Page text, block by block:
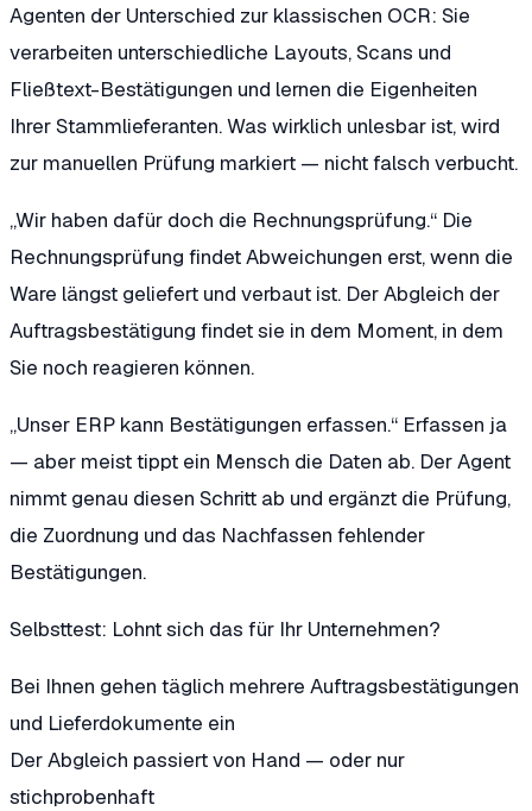
Agenten der Unterschied zur klassischen OCR: Sie
verarbeiten unterschiedliche Layouts, Scans und
Fließtext-Bestätigungen und lernen die Eigenheiten
Ihrer Stammlieferanten. Was wirklich unlesbar ist, wird
zur manuellen Prüfung markiert — nicht falsch verbucht.
„Wir haben dafür doch die Rechnungsprüfung.“ Die
Rechnungsprüfung findet Abweichungen erst, wenn die
Ware längst geliefert und verbaut ist. Der Abgleich der
Auftragsbestätigung findet sie in dem Moment, in dem
Sie noch reagieren können.
„Unser ERP kann Bestätigungen erfassen.“ Erfassen ja
— aber meist tippt ein Mensch die Daten ab. Der Agent
nimmt genau diesen Schritt ab und ergänzt die Prüfung,
die Zuordnung und das Nachfassen fehlender
Bestätigungen.
Selbsttest: Lohnt sich das für Ihr Unternehmen?
Bei Ihnen gehen täglich mehrere Auftragsbestätigungen
und Lieferdokumente ein
Der Abgleich passiert von Hand — oder nur
stichprobenhaft